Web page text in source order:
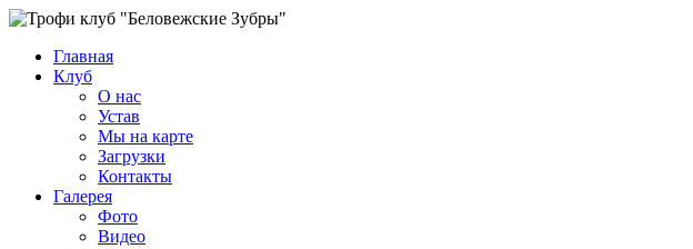
Главная
Клуб
О нас
Устав
Мы на карте
Загрузки
Контакты
Галерея
Фото
Видео